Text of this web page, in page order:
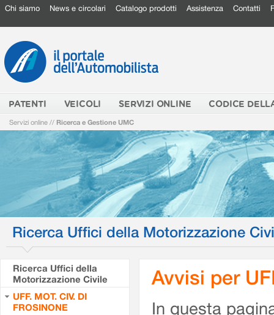
Chi siamo News e circolari Catalogo prodotti Assistenza Contatti
PATENTI VEICOLI SERVIZI ONLINE CODICE
Servizi online // Ricerca e Gestione UMC
Ricerca Uffici della Motorizzazione
Ricerca Uffici della
Motorizzazione Civile
UFF. MOT. CIV. DI
FROSINONE
Avvisi per
In questa